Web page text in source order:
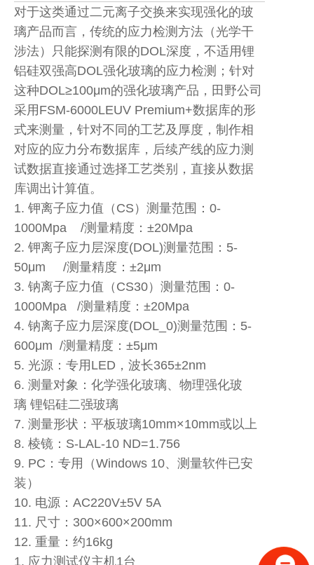
对于这类通过二元离子交换来实现强化的玻
璃产品而言，传统的应力检测方法（光学干
涉法）只能探测有限的DOL深度，不适用锂
铝硅双强高DOL强化玻璃的应力检测；针对
这种DOL≥100μm的强化玻璃产品，田野公司
采用FSM-6000LEUV Premium+数据库的形
式来测量，针对不同的工艺及厚度，制作相
对应的应力分布数据库，后续产线的应力测
试数据直接通过选择工艺类别，直接从数据
库调出计算值。
1. 钾离子应力值（CS）测量范围：0-
1000Mpa /测量精度：±20Mpa
2. 钾离子应力层深度(DOL)测量范围：5-
50μm /测量精度：±2μm
3. 钠离子应力值（CS30）测量范围：0-
1000Mpa /测量精度：±20Mpa
4. 钠离子应力层深度(DOL_0)测量范围：5-
600μm /测量精度：±5μm
5. 光源：专用LED，波长365±2nm
6. 测量对象：化学强化玻璃、物理强化玻
璃 锂铝硅二强玻璃
7. 测量形状：平板玻璃10mm×10mm或以上
8. 棱镜：S-LAL-10 ND=1.756
9. PC：专用（Windows 10、测量软件已安
装）
10. 电源：AC220V±5V 5A
11. 尺寸：300×600×200mm
12. 重量：约16kg
1. 应力测试仪主机1台